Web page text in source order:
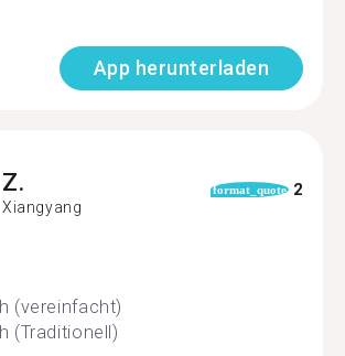
App herunterladen
Z.
Xiangyang
format_quote 2
(vereinfacht)
(Traditionell)